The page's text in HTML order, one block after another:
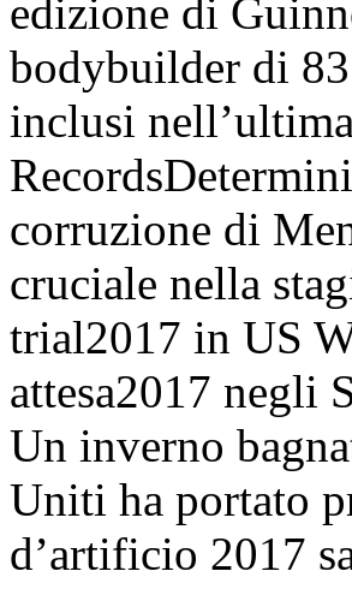
edizione di
bodybuilder di
inclusi
corruzione di
cruciale nella
trial2017 in US
attesa2017 negli
Un inverno
Uniti ha portato
d’artificio 2017